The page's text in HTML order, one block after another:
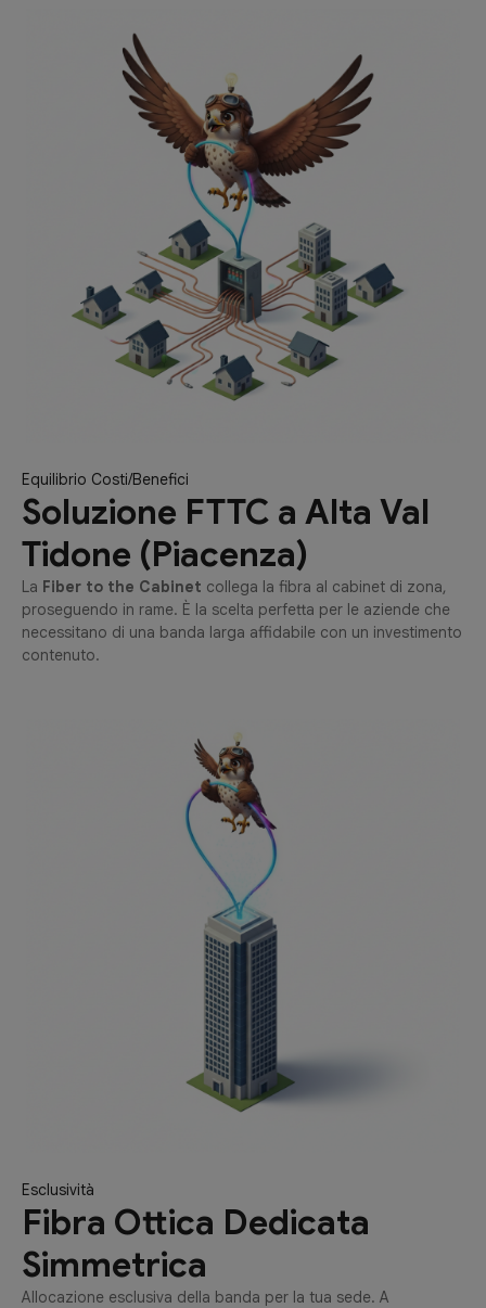
Equilibrio Costi/Benefici
Soluzione FTTC a Alta Val
Tidone (Piacenza)
La Fiber to the Cabinet collega la fibra al cabinet di zona,
proseguendo in rame. È la scelta perfetta per le aziende che
necessitano di una banda larga affidabile con un investimento
contenuto.
Esclusività
Fibra Ottica Dedicata
Simmetrica
Allocazione esclusiva della banda per la tua sede. A